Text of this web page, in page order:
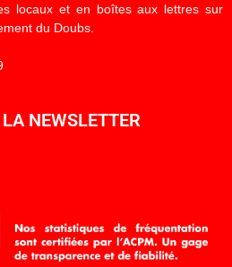
locaux et en boîtes aux lettres sur
du Doubs.
NEWSLETTER